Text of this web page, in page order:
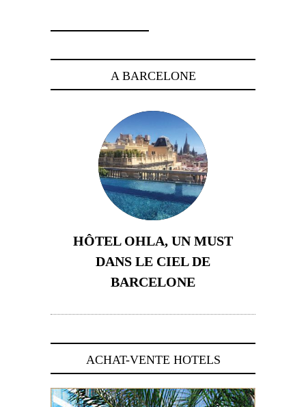
A BARCELONE
HÔTEL OHLA, UN MUST
DANS LE CIEL DE
BARCELONE
ACHAT-VENTE HOTELS